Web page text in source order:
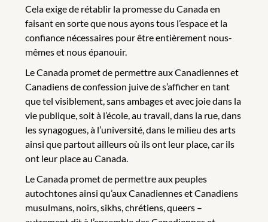
Cela exige de rétablir la promesse du Canada en
faisant en sorte que nous ayons tous l’espace et la
confiance nécessaires pour être entièrement nous-
mêmes et nous épanouir.
Le Canada promet de permettre aux Canadiennes et
Canadiens de confession juive de s’afficher en tant
que tel visiblement, sans ambages et avec joie dans la
vie publique, soit à l’école, au travail, dans la rue, dans
les synagogues, à l’université, dans le milieu des arts
ainsi que partout ailleurs où ils ont leur place, car ils
ont leur place au Canada.
Le Canada promet de permettre aux peuples
autochtones ainsi qu’aux Canadiennes et Canadiens
musulmans, noirs, sikhs, chrétiens, queers –